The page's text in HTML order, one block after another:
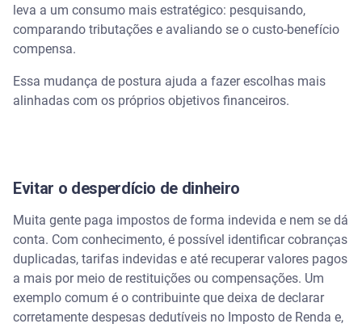
leva a um consumo mais estratégico: pesquisando,
comparando tributações e avaliando se o custo-benefício
compensa.
Essa mudança de postura ajuda a fazer escolhas mais
alinhadas com os próprios objetivos financeiros.
Evitar o desperdício de dinheiro
Muita gente paga impostos de forma indevida e nem se dá
conta. Com conhecimento, é possível identificar cobranças
duplicadas, tarifas indevidas e até recuperar valores pagos
a mais por meio de restituições ou compensações. Um
exemplo comum é o contribuinte que deixa de declarar
corretamente despesas dedutíveis no Imposto de Renda e,